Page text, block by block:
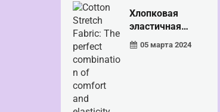
Хлопковая
эластичная
ткань: пер...
05 марта 2024